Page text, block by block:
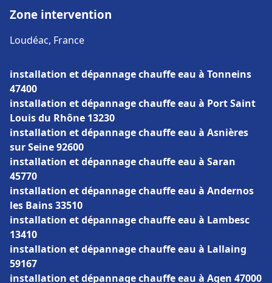
Zone intervention
Loudéac, France
installation et dépannage chauffe eau à Tonneins
47400
installation et dépannage chauffe eau à Port Saint
Louis du Rhône 13230
installation et dépannage chauffe eau à Asnières
sur Seine 92600
installation et dépannage chauffe eau à Saran
45770
installation et dépannage chauffe eau à Andernos
les Bains 33510
installation et dépannage chauffe eau à Lambesc
13410
installation et dépannage chauffe eau à Lallaing
59167
installation et dépannage chauffe eau à Agen 47000